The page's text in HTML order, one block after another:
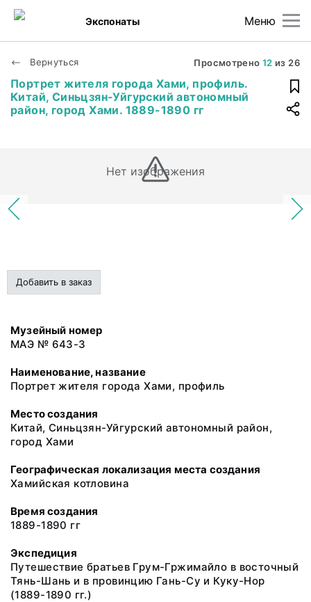
Меню
Экспонаты
Вернуться Просмотрено 12 из 26
Портрет жителя города Хами, профиль.
Китай, Синьцзян-Уйгурский автономный
район, город Хами. 1889-1890 гг
Нет изображения
Добавить в заказ
Музейный номер
МАЭ № 643-3
Наименование, название
Портрет жителя города Хами, профиль
Место создания
Китай, Синьцзян-Уйгурский автономный район,
город Хами
Географическая локализация места создания
Хамийская котловина
Время создания
1889-1890 гг
Экспедиция
Путешествие братьев Грум-Гржимайло в восточный
Тянь-Шань и в провинцию Гань-Су и Куку-Нор
(1889-1890 гг.)